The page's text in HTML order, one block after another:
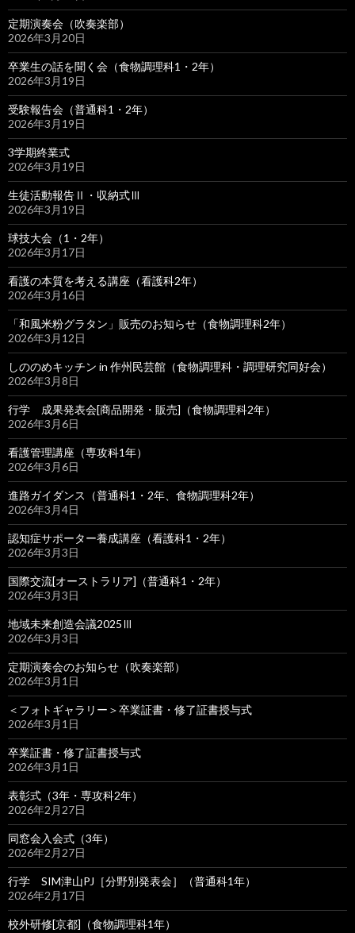
定期演奏会（吹奏楽部）
2026年3月20日
卒業生の話を聞く会（食物調理科1・2年）
2026年3月19日
受験報告会（普通科1・2年）
2026年3月19日
3学期終業式
2026年3月19日
生徒活動報告Ⅱ・収納式Ⅲ
2026年3月19日
球技大会（1・2年）
2026年3月17日
看護の本質を考える講座（看護科2年）
2026年3月16日
「和風米粉グラタン」販売のお知らせ（食物調理科2年）
2026年3月12日
しののめキッチン in 作州民芸館（食物調理科・調理研究同好会）
2026年3月8日
行学 成果発表会[商品開発・販売]（食物調理科2年）
2026年3月6日
看護管理講座（専攻科1年）
2026年3月6日
進路ガイダンス（普通科1・2年、食物調理科2年）
2026年3月4日
認知症サポーター養成講座（看護科1・2年）
2026年3月3日
国際交流[オーストラリア]（普通科1・2年）
2026年3月3日
地域未来創造会議2025Ⅲ
2026年3月3日
定期演奏会のお知らせ（吹奏楽部）
2026年3月1日
＜フォトギャラリー＞卒業証書・修了証書授与式
2026年3月1日
卒業証書・修了証書授与式
2026年3月1日
表彰式（3年・専攻科2年）
2026年2月27日
同窓会入会式（3年）
2026年2月27日
行学 SIM津山PJ［分野別発表会］（普通科1年）
2026年2月17日
校外研修[京都]（食物調理科1年）